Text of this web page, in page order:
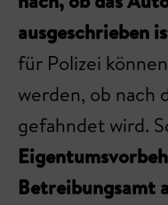
ausgeschrieben
für Polizei
werden, ob nach
gefahndet wird.
Betreibungsamt